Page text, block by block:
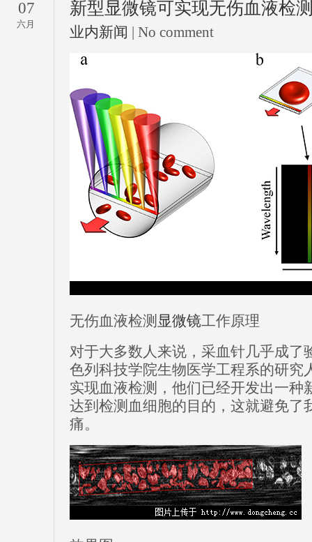
07
六月
新型显微镜可实现无伤血液检
业内新闻 | No comment
无伤血液检测 显微镜工作原理
对于大多数人来说，采血针几乎成了
色列科技学院生物医学工程系的研究
实现血液检测，他们已经开发出一种
达到检测血细胞的目的，这就避免了
痛。